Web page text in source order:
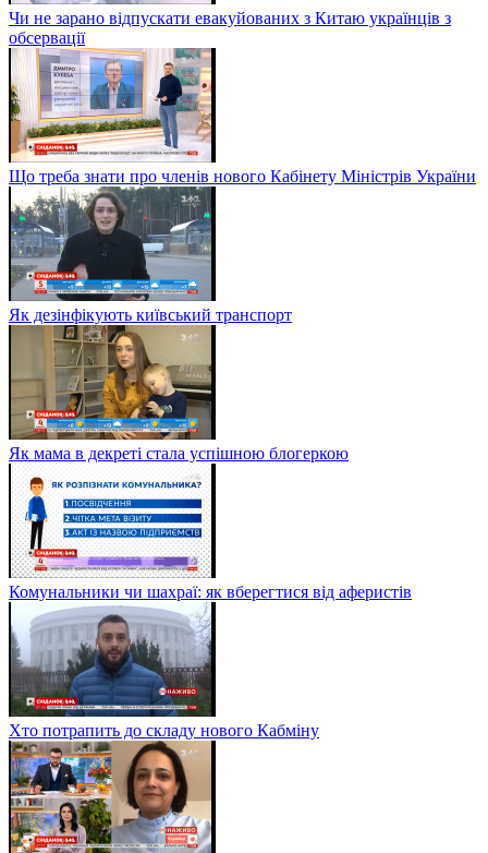
Чи не зарано відпускати евакуйованих з Китаю українців з
обсервації
Що треба знати про членів нового Кабінету Міністрів України
Як дезінфікують київський транспорт
Як мама в декреті стала успішною блогеркою
Комунальники чи шахраї: як вберегтися від аферистів
Хто потрапить до складу нового Кабміну